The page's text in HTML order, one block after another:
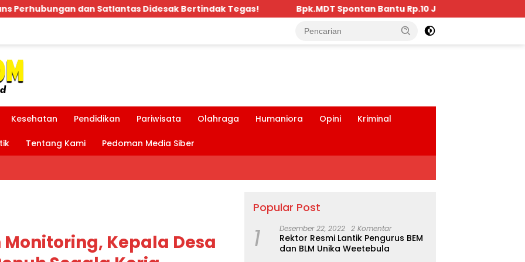
Didesak Bertindak Tegas! Bpk.MDT Spontan Bantu Rp.10 Juta, Kepada Pengurus KKBD Seluruh Warga Yang
Kesehatan Pendidikan Pariwisata Olahraga Humaniora Opini Kriminal
Tentang Kami Pedoman Media Siber
Monitoring, Kepala Desa
Popular Post
1 Desember 22, 2022 2 Komentar
Rektor Resmi Lantik Pengurus BEM
dan BLM Unika Weetebula